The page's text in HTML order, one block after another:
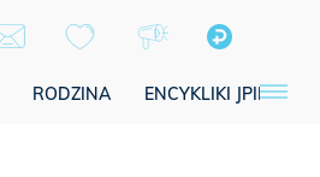
RODZINA ENCYKLIKI JPII